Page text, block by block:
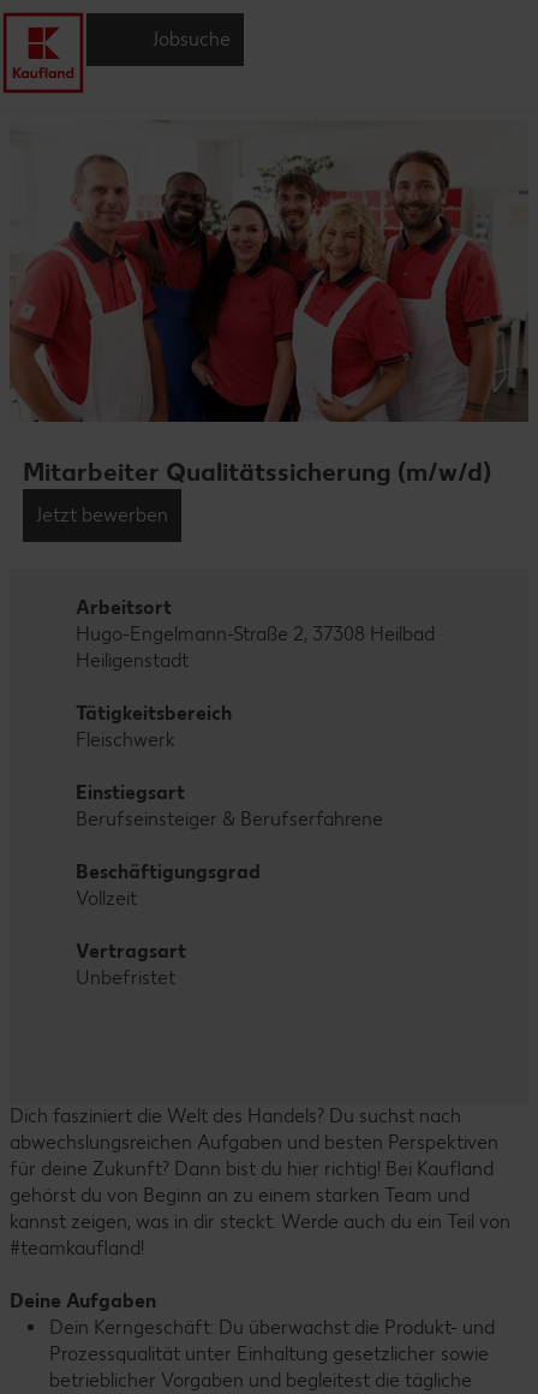
Jobsuche
Mitarbeiter Qualitätssicherung (m/w/d)
Jetzt bewerben
Arbeitsort
Hugo-Engelmann-Straße 2, 37308 Heilbad
Heiligenstadt
Tätigkeitsbereich
Fleischwerk
Einstiegsart
Berufseinsteiger & Berufserfahrene
Beschäftigungsgrad
Vollzeit
Vertragsart
Unbefristet
Dich fasziniert die Welt des Handels? Du suchst nach
abwechslungsreichen Aufgaben und besten Perspektiven
für deine Zukunft? Dann bist du hier richtig! Bei Kaufland
gehörst du von Beginn an zu einem starken Team und
kannst zeigen, was in dir steckt. Werde auch du ein Teil von
#teamkaufland!
Deine Aufgaben
Dein Kerngeschäft: Du überwachst die Produkt- und
Prozessqualität unter Einhaltung gesetzlicher sowie
betrieblicher Vorgaben und begleitest die tägliche